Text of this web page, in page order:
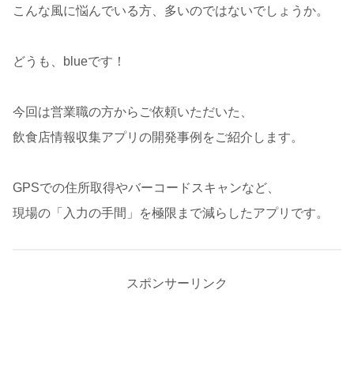
こんな風に悩んでいる方、多いのではないでしょうか。
どうも、blueです！
今回は営業職の方からご依頼いただいた、
飲食店情報収集アプリの開発事例をご紹介します。
GPSでの住所取得やバーコードスキャンなど、
現場の「入力の手間」を極限まで減らしたアプリです。
スポンサーリンク